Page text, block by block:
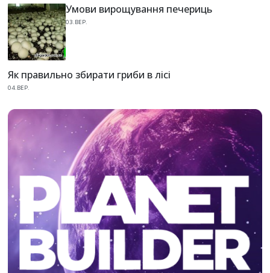
Умови вирощування печериць
03.ВЕР.
Як правильно збирати гриби в лісі
04.ВЕР.